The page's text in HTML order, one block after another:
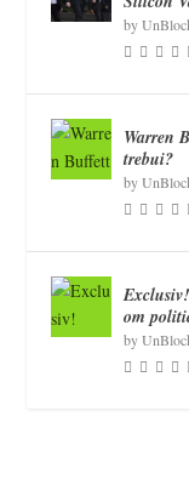
by
Warren
trebui?
by
om
by